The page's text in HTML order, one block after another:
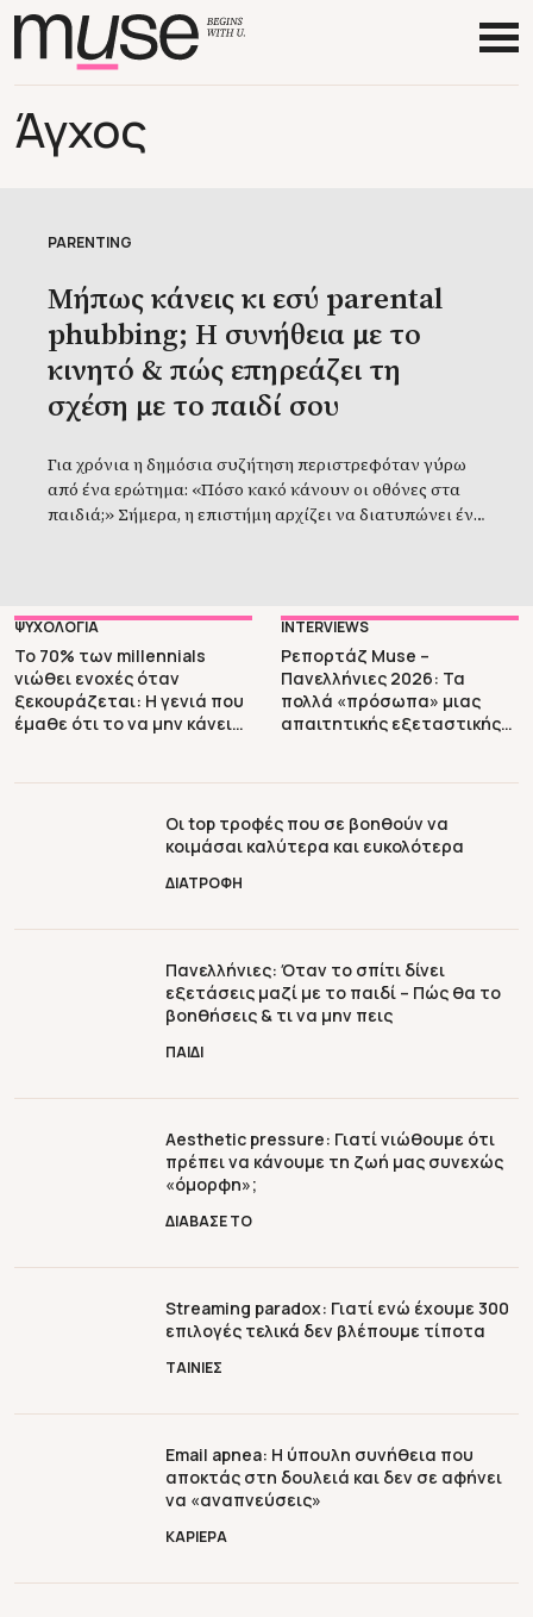
Άγχος
PARENTING
Μήπως κάνεις κι εσύ parental
phubbing; Η συνήθεια με το
κινητό & πώς επηρεάζει τη
σχέση με το παιδί σου
Για χρόνια η δημόσια συζήτηση περιστρεφόταν γύρω
από ένα ερώτημα: «Πόσο κακό κάνουν οι οθόνες στα
παιδιά;» Σήμερα, η επιστήμη αρχίζει να διατυπώνει ένα
παρόντα (δηλαδή στο σπίτι, μαζί με το παιδί), […]
ΨΥΧΟΛΟΓΙΑ
Το 70% των millennials
νιώθει ενοχές όταν
ξεκουράζεται: Η γενιά που
έμαθε ότι το να μην κάνει
INTERVIEWS
Ρεπορτάζ Muse –
Πανελλήνιες 2026: Τα
πολλά «πρόσωπα» μιας
απαιτητικής εξεταστικής
ΔΙΑΤΡΟΦΗ
Οι top τροφές που σε βοηθούν να
κοιμάσαι καλύτερα και ευκολότερα
ΠΑΙΔΙ
Πανελλήνιες: Όταν το σπίτι δίνει
εξετάσεις μαζί με το παιδί – Πώς θα το
βοηθήσεις & τι να μην πεις
ΔΙΑΒΑΣΕ ΤΟ
Aesthetic pressure: Γιατί νιώθουμε ότι
πρέπει να κάνουμε τη ζωή μας συνεχώς
«όμορφη»;
ΤΑΙΝΙΕΣ
Streaming paradox: Γιατί ενώ έχουμε 300
επιλογές τελικά δεν βλέπουμε τίποτα
ΚΑΡΙΕΡΑ
Email apnea: Η ύπουλη συνήθεια που
αποκτάς στη δουλειά και δεν σε αφήνει
να «αναπνεύσεις»